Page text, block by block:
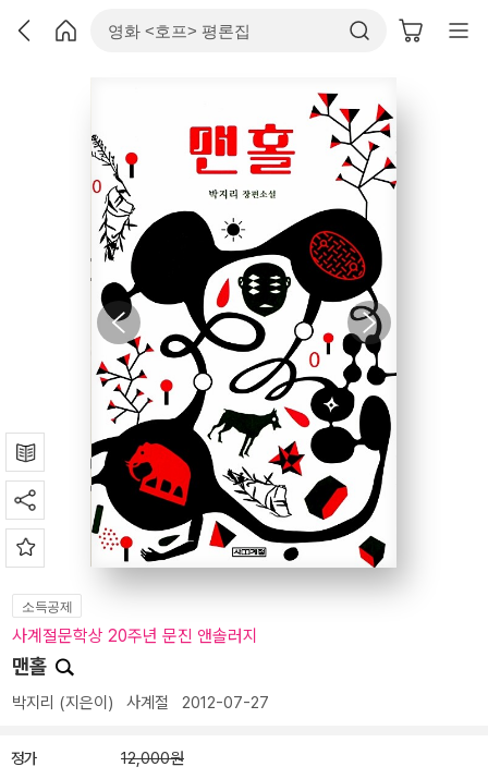
소득공제
사계절문학상 20주년 문진 앤솔러지
맨홀
박지리 (지은이) 사계절 2012-07-27
정가 12,000원